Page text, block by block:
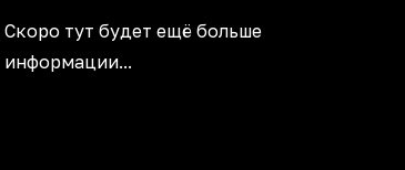
Скоро тут будет ещё больше
информации...